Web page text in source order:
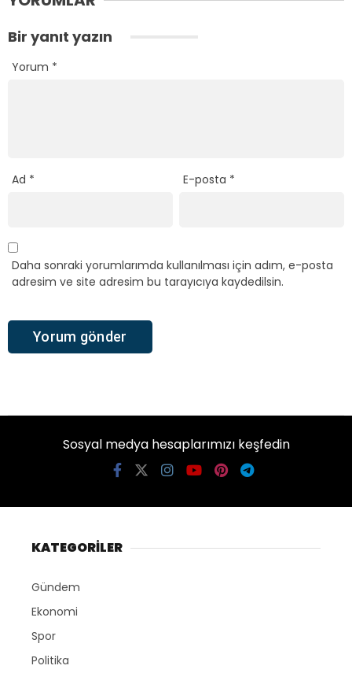
Bir yanıt yazın
Yorum *
Ad * E-posta *
Daha sonraki yorumlarımda kullanılması için adım, e-posta
adresim ve site adresim bu tarayıcıya kaydedilsin.
Sosyal medya hesaplarımızı keşfedin
KATEGORİLER
Gündem
Ekonomi
Spor
Politika